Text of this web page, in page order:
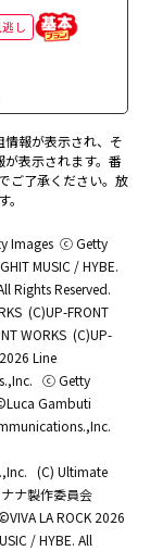
し
情報が表示され、そ
表示されます。番
ご了承ください。放
Images ⓒ Getty
MUSIC / HYBE.
Rights Reserved.
(C)UP-FRONT
WORKS (C)UP-
Line
ⓒ Getty
Gambuti
(C) Ultimate
ナ製作委員会
LA ROCK 2026
/ HYBE. All